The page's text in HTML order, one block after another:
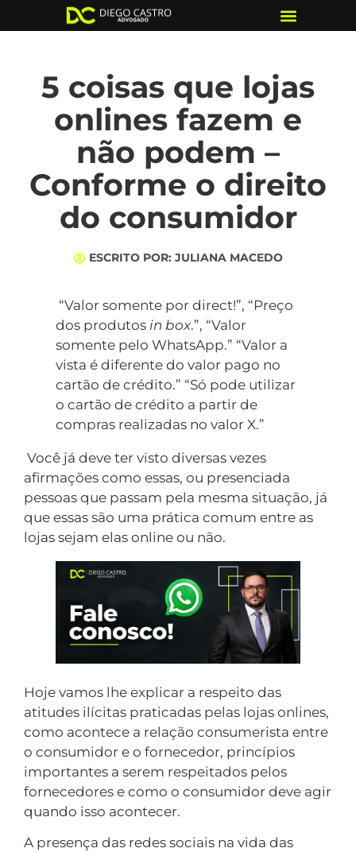
5 coisas que lojas
onlines fazem e
não podem –
Conforme o direito
do consumidor
ESCRITO POR: JULIANA MACEDO
“Valor somente por direct!”, “Preço
dos produtos in box.”, “Valor
somente pelo WhatsApp.” “Valor a
vista é diferente do valor pago no
cartão de crédito.” “Só pode utilizar
o cartão de crédito a partir de
compras realizadas no valor X.”
Você já deve ter visto diversas vezes
afirmações como essas, ou presenciada
pessoas que passam pela mesma situação, já
que essas são uma prática comum entre as
lojas sejam elas online ou não.
Hoje vamos lhe explicar a respeito das
atitudes ilícitas praticadas pelas lojas onlines,
como acontece a relação consumerista entre
o consumidor e o fornecedor, princípios
importantes a serem respeitados pelos
fornecedores e como o consumidor deve agir
quando isso acontecer.
A presença das redes sociais na vida das